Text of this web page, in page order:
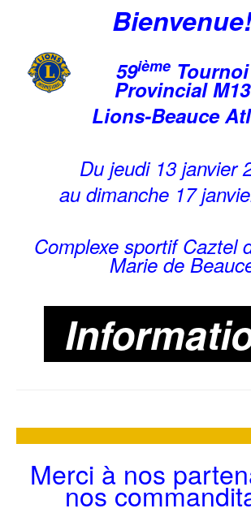
59ièmeTournoi
Provincial M13
Lions-Beauce
Du jeudi 13 janvier
au dimanche 17
Complexe sportif Caztel
Marie de
Merci à nos
nos